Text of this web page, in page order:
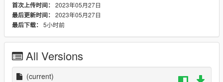
首次上传时间： 2023年05月27日
最后更新时间： 2023年05月27日
最后下载： 5小时前
All Versions
(current)